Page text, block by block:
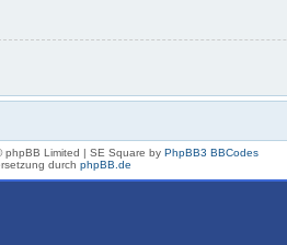
phpBB Limited | SE Square by PhpBB3 BBCodes
durch phpBB.de